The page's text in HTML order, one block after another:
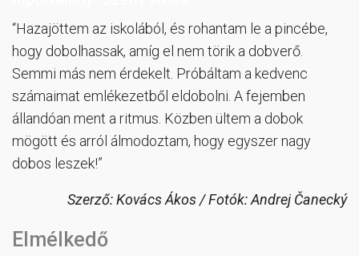
“Hazajöttem az iskolából, és rohantam le a pincébe,
hogy dobolhassak, amíg el nem törik a dobverő.
Semmi más nem érdekelt. Próbáltam a kedvenc
számaimat emlékezetből eldobolni. A fejemben
állandóan ment a ritmus. Közben ültem a dobok
mögött és arról álmodoztam, hogy egyszer nagy
dobos leszek!”
Szerző: Kovács Ákos / Fotók: Andrej Čanecký
Elmélkedő